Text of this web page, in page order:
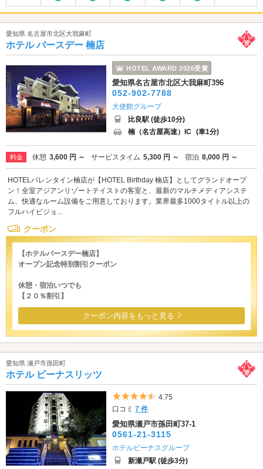
愛知県 名古屋市北区大我麻町
ホテル バースデー 楠店
HOTEL AWARD 2026受賞
愛知県名古屋市北区大我麻町396
052-902-7788
大使館グループ
比良駅 (徒歩10分)
楠（名古屋高速）IC (車1分)
料金 休憩 3,600 円 ～ サービスタイム 5,300 円 ～ 宿泊 8,000 円 ～
HOTELバレンタイン楠店が【HOTEL Birthday 楠店】としてグランドオープ
ン！全室アジアンリゾートテイストの客室と、最新のマルチメディアシステ
ム、快適なルーム設備をご用意しております。業界最多1000タイトル以上の
フルハイビジョ...
クーポン
【ホテルバースデー楠店】
オープン記念特別割引クーポン
休憩・宿泊いつでも
【２０％割引】
クーポン内容をもっと見る
愛知県 瀬戸市孫田町
ホテル ビーナスリッツ
5つ星のうち4.5
4.75
口コミ7 件
愛知県瀬戸市孫田町37-1
0561-21-3115
ホテルビーナスグループ
新瀬戸駅 (徒歩3分)